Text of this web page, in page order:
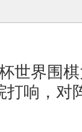
世界围
响，对